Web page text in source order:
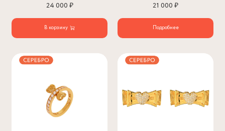
24 000 ₽
В корзину
21 000 ₽
Подробнее